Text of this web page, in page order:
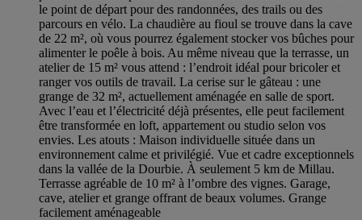
le point de départ pour des randonnées, des trails ou des
parcours en vélo. La chaudière au fioul se trouve dans la cave
de 22 m², où vous pourrez également stocker vos bûches pour
alimenter le poêle à bois. Au même niveau que la terrasse, un
atelier de 15 m² vous attend : l’endroit idéal pour bricoler et
ranger vos outils de travail. La cerise sur le gâteau : une
grange de 32 m², actuellement aménagée en salle de sport.
Avec l’eau et l’électricité déjà présentes, elle peut facilement
être transformée en loft, appartement ou studio selon vos
envies. Les atouts : Maison individuelle située dans un
environnement calme et privilégié. Vue et cadre exceptionnels
dans la vallée de la Dourbie. À seulement 5 km de Millau.
Terrasse agréable de 10 m² à l’ombre des vignes. Garage,
cave, atelier et grange offrant de beaux volumes. Grange
facilement aménageable